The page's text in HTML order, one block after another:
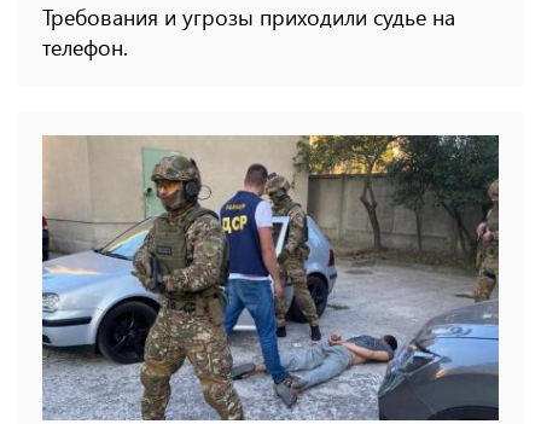
Требования и угрозы приходили судье на
телефон.